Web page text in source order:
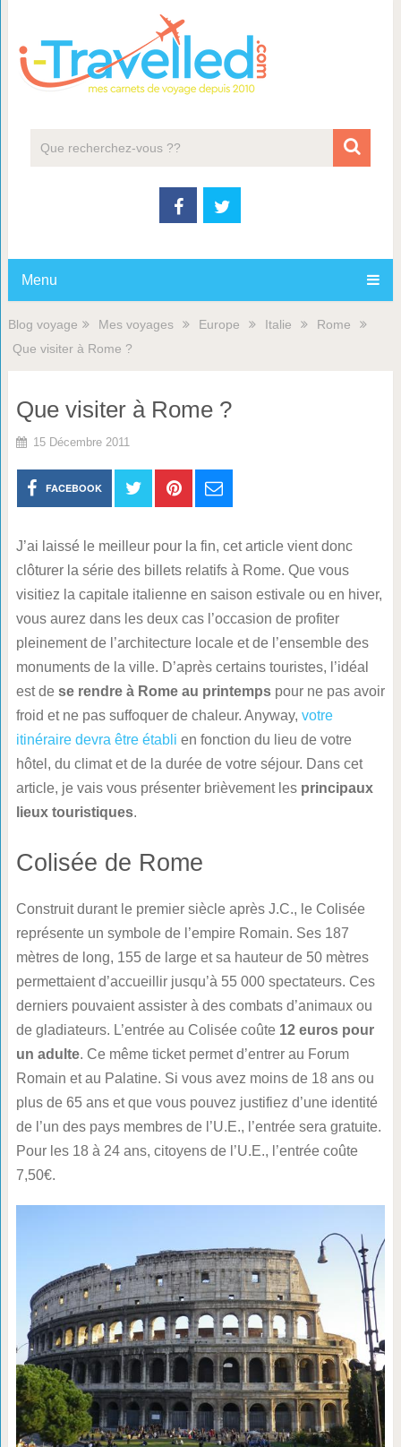
Menu
Blog voyage Mes voyages Europe Italie
Rome
Que visiter à Rome ?
Que visiter à Rome ?
15 Décembre 2011
FACEBOOK
J’ai laissé le meilleur pour la fin, cet article vient donc
clôturer la série des billets relatifs à Rome. Que vous
visitiez la capitale italienne en saison estivale ou en hiver,
vous aurez dans les deux cas l’occasion de profiter
pleinement de l’architecture locale et de l’ensemble des
monuments de la ville. D’après certains touristes, l’idéal
est de se rendre à Rome au printempspour ne pas avoir
froid et ne pas suffoquer de chaleur. Anyway, votre
itinéraire devra être établi en fonction du lieu de votre
hôtel, du climat et de la durée de votre séjour. Dans cet
article, je vais vous présenter brièvement les principaux
lieux touristiques.
Colisée de Rome
Construit durant le premier siècle après J.C., le Colisée
représente un symbole de l’empire Romain. Ses 187
mètres de long, 155 de large et sa hauteur de 50 mètres
permettaient d’accueillir jusqu’à 55 000 spectateurs. Ces
derniers pouvaient assister à des combats d’animaux ou
de gladiateurs. L’entrée au Colisée coûte 12 euros pour
un adulte. Ce même ticket permet d’entrer au Forum
Romain et au Palatine. Si vous avez moins de 18 ans ou
plus de 65 ans et que vous pouvez justifiez d’une identité
de l’un des pays membres de l’U.E., l’entrée sera gratuite.
Pour les 18 à 24 ans, citoyens de l’U.E., l’entrée coûte
7,50€.